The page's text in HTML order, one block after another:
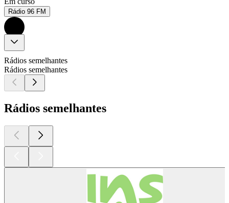
Rádio 96 FM
Rádios semelhantes
Rádios semelhantes
Rádios semelhantes